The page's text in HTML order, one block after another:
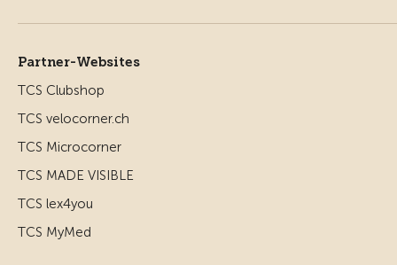
Partner-Websites
TCS Clubshop
TCS velocorner.ch
TCS Microcorner
TCS MADE VISIBLE
TCS lex4you
TCS MyMed